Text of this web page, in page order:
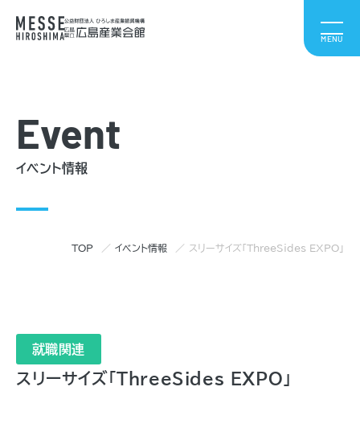
Event
イベント情報
TOP イベント情報 スリーサイズ「ThreeSides EXPO」
就職関連
スリーサイズ「ThreeSides EXPO」